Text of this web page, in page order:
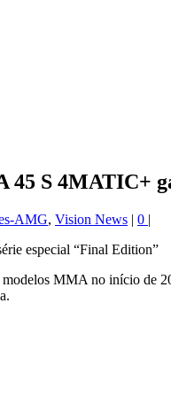
S 4MATIC+
AMG, Vision News | 0 |
MMA no início